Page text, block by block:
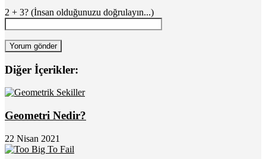
2 + 3? (İnsan olduğunuzu doğrulayın...)
Diğer İçerikler:
Geometri Nedir?
22 Nisan 2021